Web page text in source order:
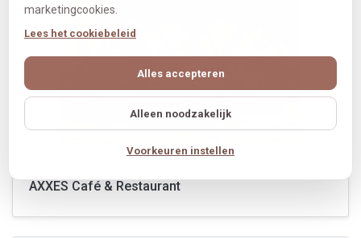
AXXES Café & Restaurant
marketingcookies.
Lees het cookiebeleid
Alles accepteren
Alleen noodzakelijk
Voorkeuren instellen